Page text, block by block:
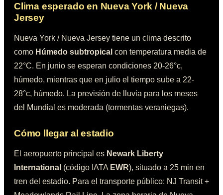
Clima esperado en Nueva York / Nueva
Jersey
Nueva York / Nueva Jersey tiene un clima descrito
como Húmedo subtropical con temperatura media de
22°C. En junio se esperan condiciones 20-26°c,
húmedo, mientras que en julio el tiempo sube a 22-
28°c, húmedo. La previsión de lluvia para los meses
del Mundial es moderada (tormentas veraniegas).
Cómo llegar al estadio
El aeropuerto principal es Newark Liberty
International (código IATA EWR), situado a 25 min en
tren del estadio. Para el transporte público: NJ Transit +